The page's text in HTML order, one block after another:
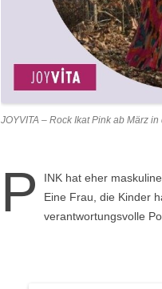
JOYVITA – Rock Ikat Pink ab März in
P
INK hat eher
Eine Frau, die Kinder
verantwortungsvolle